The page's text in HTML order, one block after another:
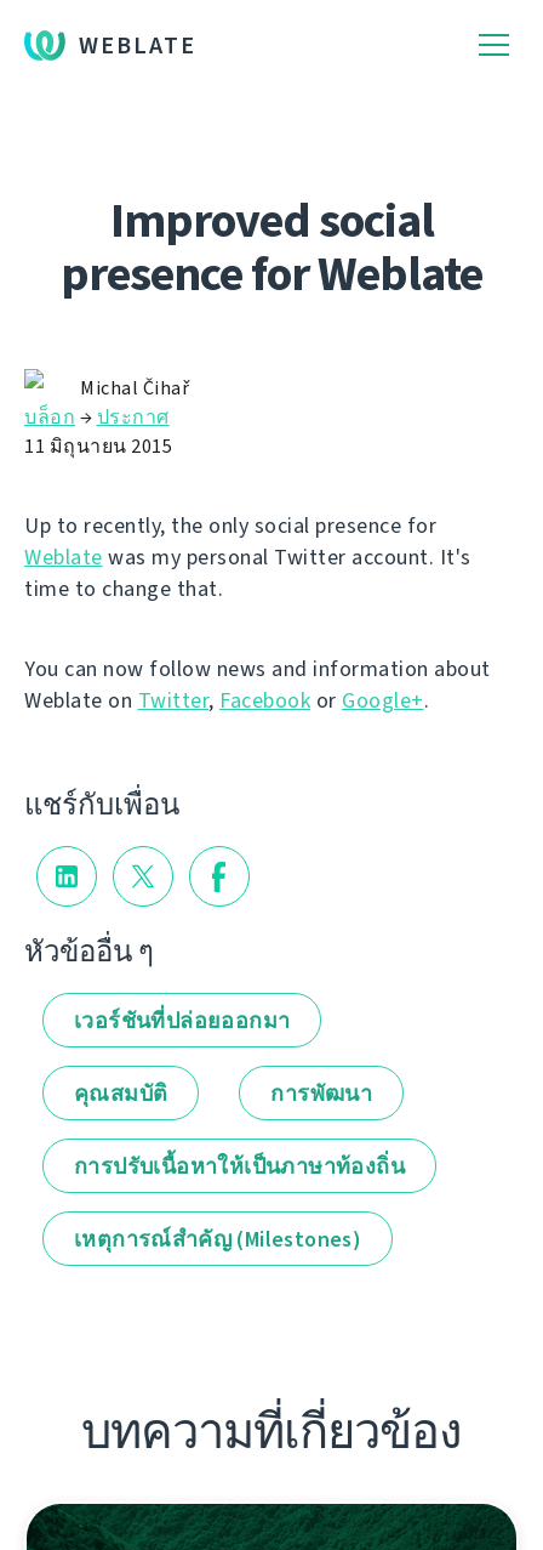
WEBLATE
Improved social
presence for Weblate
Michal Čihař
บล็อก →ประกาศ
11 มิถุนายน 2015
Up to recently, the only social presence for
Weblate was my personal Twitter account. It's
time to change that.
You can now follow news and information about
Weblate on Twitter, Facebook or Google+.
แชร์กับเพื่อน
หัวข้ออื่น ๆ
เวอร์ชันที่ปล่อยออกมา
คุณสมบัติ การพัฒนา
การปรับเนื้อหาให้เป็นภาษาท้องถิ่น
เหตุการณ์สำคัญ (Milestones)
บทความที่เกี่ยวข้อง